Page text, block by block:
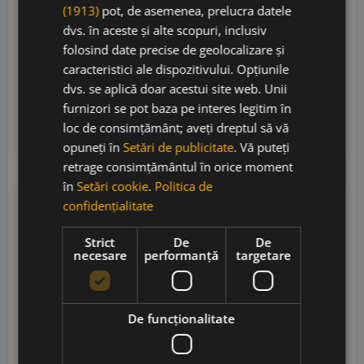
Moulin de Gassac• Franța• IGP Pays d'Oc
12.5%
57,00lei
Adaugă în coș
91
(1913)pot, de asemenea, prelucra datele
dvs. în aceste și alte scopuri, inclusiv
folosind date precise de geolocalizare și
caracteristici ale dispozitivului. Opțiunile
dvs. se aplică doar acestui site web. Unii
furnizori se pot baza pe interes legitim în
loc de consimțământ; aveți dreptul să vă
opuneți în Setări de publicitate. Vă puteți
retrage consimțământul în orice moment
în Setări cookie. Politica de
confidențialitate
Strict
necesare
De
performanță
De
targetare
De funcţionalitate